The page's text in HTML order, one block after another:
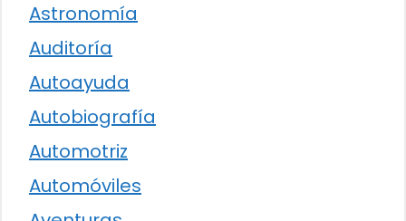
Astronomía
Auditoría
Autoayuda
Autobiografía
Automotriz
Automóviles